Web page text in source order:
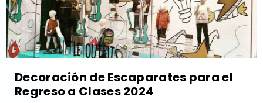
Decoración de Escaparates para el
Regreso a Clases 2024